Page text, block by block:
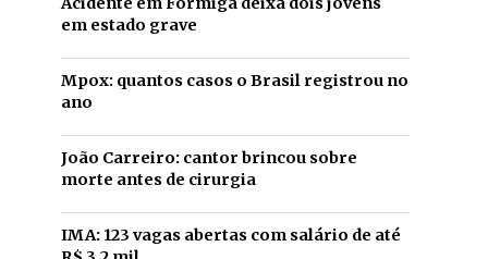
em estado grave
Mpox: quantos casos o Brasil registrou no
ano
João Carreiro: cantor brincou sobre
morte antes de cirurgia
IMA: 123 vagas abertas com salário de até